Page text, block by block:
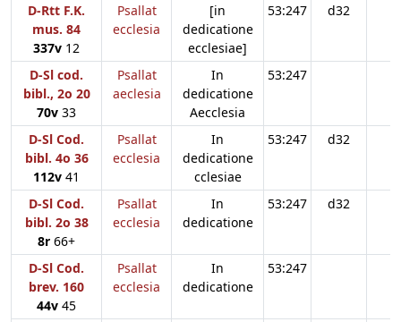
D-Rtt F.K.
mus. 84
337v 12
Psallat
ecclesia
[in
dedicatione
ecclesiae]
53:247 d32
D-Sl cod.
bibl., 2o 20
70v 33
Psallat
aeclesia
In
dedicatione
Aecclesia
53:247
D-Sl Cod.
bibl. 4o 36
112v 41
Psallat
ecclesia
In
dedicatione
cclesiae
53:247 d32
D-Sl Cod.
bibl. 2o 38
8r 66+
Psallat
ecclesia
In
dedicatione
53:247 d32
D-Sl Cod.
brev. 160
44v 45
Psallat
ecclesia
In
dedicatione
53:247